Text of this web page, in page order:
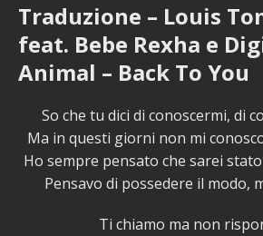
Traduzione – Louis
feat. Bebe Rexha e
Animal – Back To You
So che tu dici di conoscermi, di
Ma in questi giorni non mi
Ho sempre pensato che sarei
Pensavo di possedere il modo,
Ti chiamo ma non